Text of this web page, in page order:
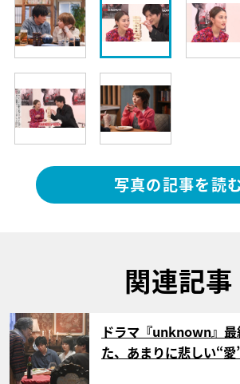
写真の記事を読
関連記事
サムネイル
ドラマ『unknown』最
た、あまりに悲しい“